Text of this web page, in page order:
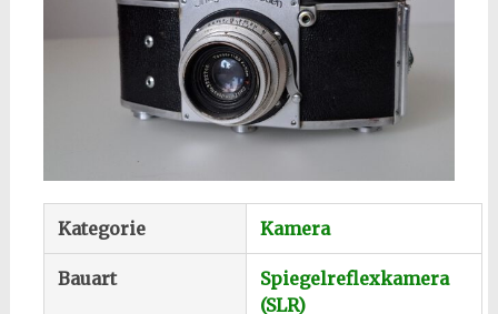
Kategorie Kamera
Bauart
Spiegelreflexkamera
(SLR)